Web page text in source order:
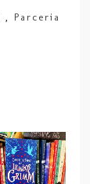
Parceria